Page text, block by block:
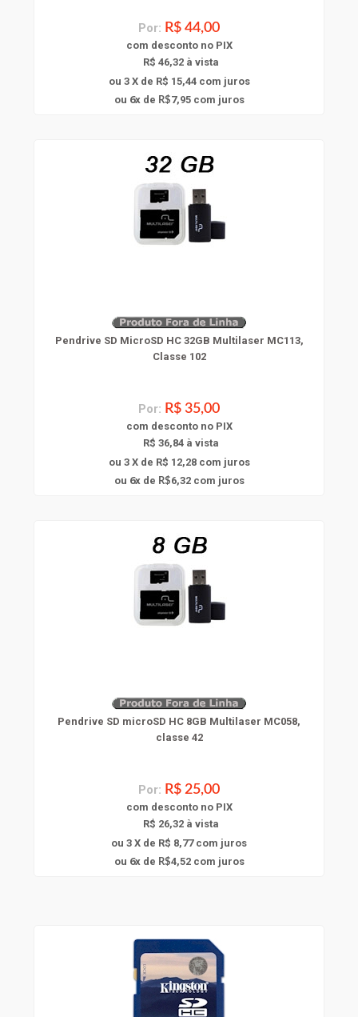
Por: R$ 44,00
com desconto no PIX
R$ 46,32 à vista
ou 3 X de R$ 15,44com juros
ou 6x de R$7,95com juros
Pendrive SD MicroSD HC 32GB Multilaser MC113,
Classe 102
Por: R$ 35,00
com desconto no PIX
R$ 36,84 à vista
ou 3 X de R$ 12,28com juros
ou 6x de R$6,32com juros
Pendrive SD microSD HC 8GB Multilaser MC058,
classe 42
Por: R$ 25,00
com desconto no PIX
R$ 26,32 à vista
ou 3 X de R$ 8,77com juros
ou 6x de R$4,52com juros